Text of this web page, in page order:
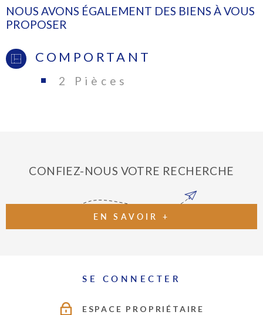
NOUS AVONS ÉGALEMENT DES BIENS À VOUS
PROPOSER
COMPORTANT
2 Pièces
CONFIEZ-NOUS VOTRE RECHERCHE
EN SAVOIR +
SE CONNECTER
ESPACE PROPRIÉTAIRE